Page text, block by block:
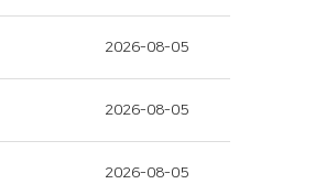
2026-08-05
2026-08-05
2026-08-05